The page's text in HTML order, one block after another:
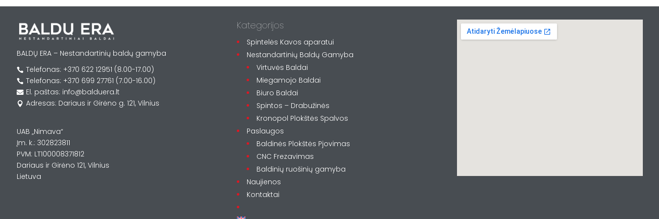
BALDŲ ERA – Nestandartinių baldų gamyba
 Telefonas: +370 622 12951 (8.00-17.00)
 Telefonas: +370 699 27761 (7.00-16.00)
 El. paštas: info@balduera.lt
 Adresas: Dariaus ir Girėno g. 121, Vilnius
UAB „Nimava“
Įm. k.: 302823811
PVM: LT100008371812
Dariaus ir Girėno 121, Vilnius
Lietuva
Kategorijos
Spintelės Kavos aparatui
Nestandartinių Baldų Gamyba
Virtuvės Baldai
Miegamojo Baldai
Biuro Baldai
Spintos – Drabužinės
Kronopol Plokštės Spalvos
Paslaugos
Baldinės Plokštės Pjovimas
CNC Frezavimas
Baldinių ruošinių gamyba
Naujienos
Kontaktai